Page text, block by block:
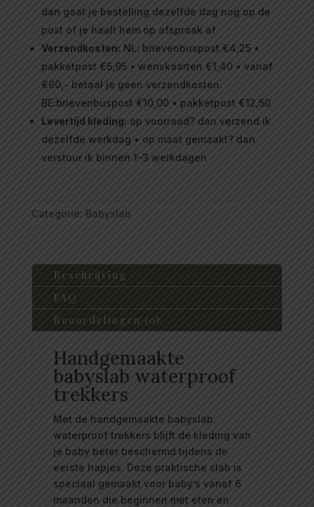
dan gaat je bestelling dezelfde dag nog op de
post of je haalt hem op afspraak af
Verzendkosten: NL: brievenbuspost €4,25 •
pakketpost €5,95 • wenskaarten €1,40 • vanaf
€60,- betaal je geen verzendkosten.
BE:brievenbuspost €10,00 • pakketpost €12,50
Levertijd kleding: op voorraad? dan verzend ik
dezelfde werkdag • op maat gemaakt? dan
verstuur ik binnen 1–3 werkdagen
Categorie: Babyslab
Beschrijving
FAQ
Beoordelingen (0)
Handgemaakte
babyslab waterproof
trekkers
Met de handgemaakte babyslab
waterproof trekkers blijft de kleding van
je baby beter beschermd tijdens de
eerste hapjes. Deze praktische slab is
speciaal gemaakt voor baby’s vanaf 6
maanden die beginnen met eten en